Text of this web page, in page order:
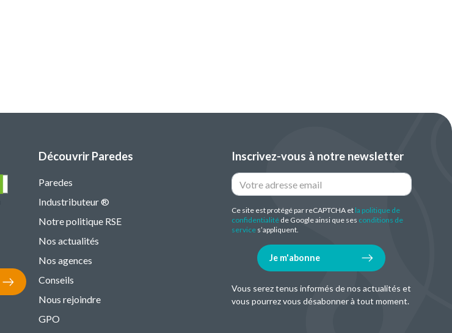
Découvrir Paredes
Paredes
Industributeur ®
Notre politique RSE
Nos actualités
Nos agences
Conseils
Nous rejoindre
GPO
Inscrivez-vous à notre newsletter
Ce site est protégé par reCAPTCHA et la politique de
confidentialitéde Google ainsi que ses conditions de
services’appliquent.
Je m'abonne
Vous serez tenus informés de nos actualités et
vous pourrez vous désabonner à tout moment.